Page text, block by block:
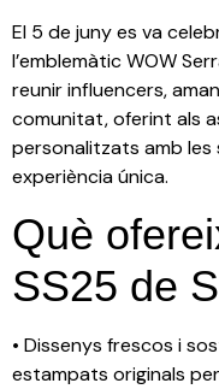
El 5 de juny es va
l’emblemàtic WOW
reunir influencers,
comunitat, oferint als
personalitzats amb les
experiència única.
Què
SS25 de
• Dissenys frescos i
estampats originals